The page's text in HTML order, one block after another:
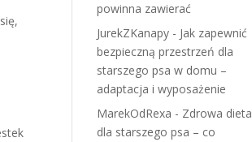
powinna zawierać
JurekZKanapy - Jak zapewnić
bezpieczną przestrzeń dla
starszego psa w domu –
adaptacja i wyposażenie
MarekOdRexa - Zdrowa dieta
dla starszego psa – co